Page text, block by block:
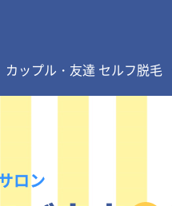
カップル・友達 セルフ脱毛
ロン